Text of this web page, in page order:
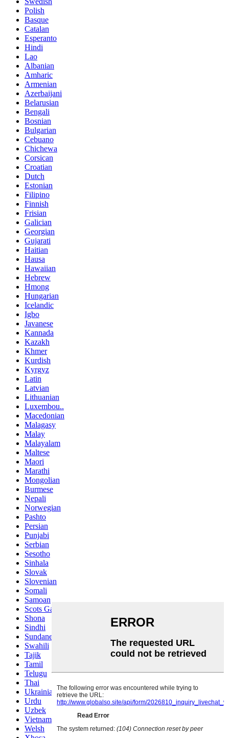
Polish
Basque
Catalan
Esperanto
Hindi
Lao
Albanian
Amharic
Armenian
Azerbaijani
Belarusian
Bengali
Bosnian
Bulgarian
Cebuano
Chichewa
Corsican
Croatian
Dutch
Estonian
Filipino
Finnish
Frisian
Galician
Georgian
Gujarati
Haitian
Hausa
Hawaiian
Hebrew
Hmong
Hungarian
Icelandic
Igbo
Javanese
Kannada
Kazakh
Khmer
Kurdish
Kyrgyz
Latin
Latvian
Lithuanian
Luxembou..
Macedonian
Malagasy
Malay
Malayalam
Maltese
Maori
Marathi
Mongolian
Burmese
Nepali
Norwegian
Pashto
Persian
Punjabi
Serbian
Sesotho
Sinhala
Slovak
Slovenian
Somali
Samoan
Scots Gaelic
Shona
Sindhi
Sundanese
Swahili
Tajik
Tamil
Telugu
Thai
Ukrainian
Urdu
Uzbek
Vietnamese
Welsh